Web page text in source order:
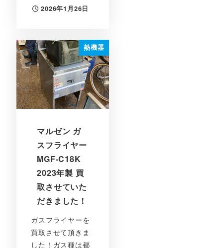
投稿日
2026年1月26日
熱機器
マルゼン ガ
スフライヤー
MGF-C18K
2023年製 買
取させていた
だきました！
ガスフライヤーを
買取させて頂きま
した！ガス種は都